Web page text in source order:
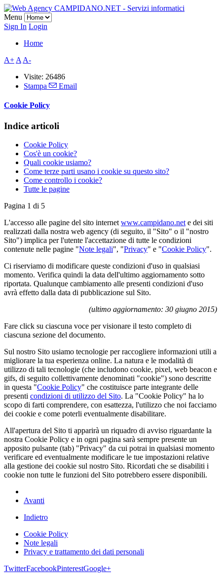
Menu
Sign In Login
Home
A+ A A-
Visite: 26486
Stampa
Email
Cookie Policy
Indice articoli
Cookie Policy
Cos'è un cookie?
Quali cookie usiamo?
Come terze parti usano i cookie su questo sito?
Come controllo i cookie?
Tutte le pagine
Pagina 1 di 5
L'accesso alle pagine del sito internet www.campidano.net e dei siti
realizzati dalla nostra web agency (di seguito, il "Sito" o il "nostro
Sito") implica per l'utente l'accettazione di tutte le condizioni
contenute nelle pagine "Note legali", "Privacy" e "Cookie Policy".
Ci riserviamo di modificare queste condizioni d'uso in qualsiasi
momento. Verifica quindi la data dell'ultimo aggiornamento sotto
riportata. Qualunque cambiamento alle presenti condizioni d'uso
avrà effetto dalla data di pubblicazione sul Sito.
(ultimo aggiornamento: 30 giugno 2015)
Fare click su ciascuna voce per visionare il testo completo di
ciascuna sezione del documento.
Sul nostro Sito usiamo tecnologie per raccogliere informazioni utili a
migliorare la tua esperienza online. La natura e le modalità di
utilizzo di tali tecnologie (che includono cookie, pixel, web beacon e
gifs, di seguito collettivamente denominati "cookie") sono descritte
in questa "Cookie Policy" che costituisce parte integrante delle
presenti condizioni di utilizzo del Sito. La "Cookie Policy" ha lo
scopo di farti comprendere, con esattezza, l'utilizzo che noi facciamo
dei cookie e come poterli eventualmente disabilitare.
All'apertura del Sito ti apparirà un riquadro di avviso riguardante la
nostra Cookie Policy e in ogni pagina sarà sempre presente un
apposito pulsante (tab) "Privacy" da cui potrai in qualsiasi momento
verificare ed eventualmente modificare le tue impostazioni relative
alla gestione dei cookie sul nostro Sito. Ricordati che se disabiliti i
cookie non tutte le funzioni del Sito potrebbero essere disponibili.
Avanti
Indietro
Cookie Policy
Note legali
Privacy e trattamento dei dati personali
TwitterFacebookPinterestGoogle+